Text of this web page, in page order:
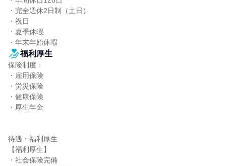
・完全週休2日制（土日）
・祝日
・夏季休暇
・年末年始休暇
福利厚生
保険制度：
・雇用保険
・労災保険
・健康保険
・厚生年金
待遇・福利厚生
【福利厚生】
・社会保険完備